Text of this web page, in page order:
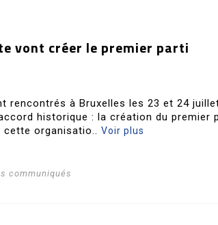
vont créer le premier parti
rencontrés à Bruxelles les 23 et 24
historique : la création du premier
cette organisatio.. Voir plus
communiqués